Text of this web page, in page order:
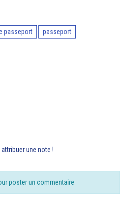
passeport
passeport
une note !
poster un commentaire